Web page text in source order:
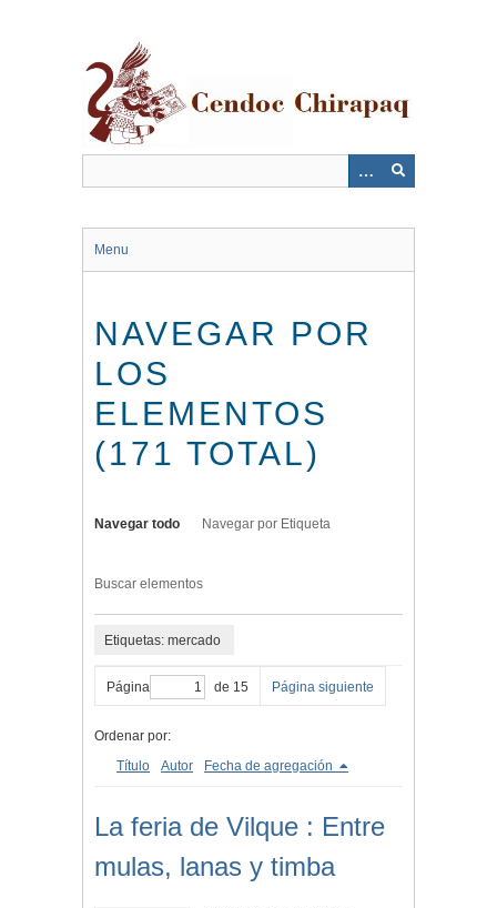
Menu
NAVEGAR POR
LOS
ELEMENTOS
(171 TOTAL)
Navegar todo Navegar por Etiqueta
Buscar elementos
Etiquetas: mercado
Página de 15 Página siguiente
Ordenar por:
Título
Autor Fecha de agregación
La feria de Vilque : Entre
mulas, lanas y timba